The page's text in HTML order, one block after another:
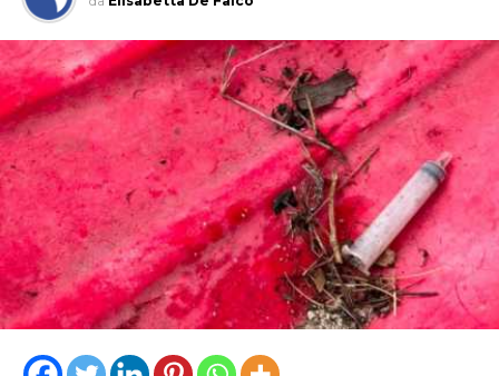
ELICOTTERO
AIB VIGILI
DEL FUOCO
INCENDIO
CASILINA
SUD
PROTEZIONE
CIVILE
PASSO
GENOVESE
INCENDIO
CASILINA
SUD